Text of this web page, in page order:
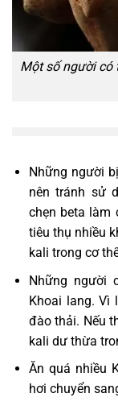
Một số người có
Những người
nên tránh sử
chẹn beta làm
tiêu thụ nhiều
kali trong cơ
Những người
Khoai lang. Vì
đào thải. Nếu
kali dư ​​thừa
Ăn quá nhiều
hơi chuyển